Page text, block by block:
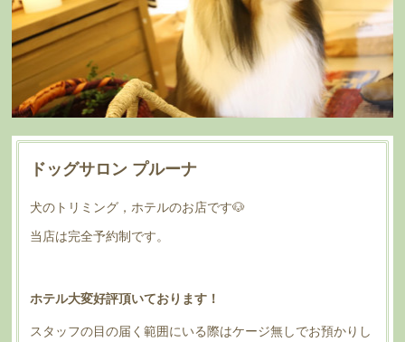
ドッグサロン プルーナ
犬のトリミング，ホテルのお店です🐶
当店は完全予約制です。
ホテル大変好評頂いております！
スタッフの目の届く範囲にいる際はケージ無しでお預かりし